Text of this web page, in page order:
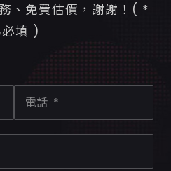
、免費估價，謝謝！( *
填 )